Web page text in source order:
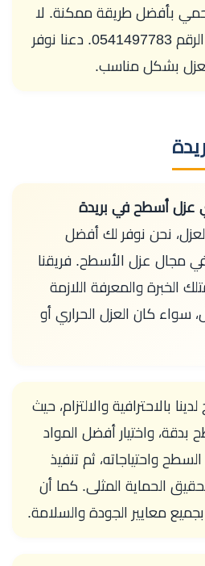
محمي بأفضل طريقة ممكنة. لا
تتردد في الاتصال على الرقم 0541497783. دعنا نوفر
بشكل مناسب.
عزل أسطح في بريدة
نحن نوفر لك أفضل
مجال عزل الأسطح. فريقنا
الخبرة والمعرفة اللازمة
سواء كان العزل الحراري أو
بالاحترافية والالتزام، حيث
بدقة، واختيار أفضل المواد
السطح واحتياجاته، ثم تنفيذ
الحماية المثلى. كما أن
بجميع معايير الجودة والسلامة.